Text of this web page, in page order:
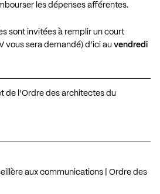
les dépenses afférentes.
sont invitées à remplir un court
vous sera demandé) d’ici au vendredi
de l’Ordre des architectes du
aux communications | Ordre des